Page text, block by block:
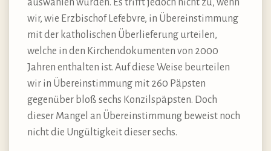
auswählen würden. Es trifft jedoch nicht zu, wenn
wir, wie Erzbischof Lefebvre, in Übereinstimmung
mit der katholischen Überlieferung urteilen,
welche in den Kirchendokumenten von 2000
Jahren enthalten ist. Auf diese Weise beurteilen
wir in Übereinstimmung mit 260 Päpsten
gegenüber bloß sechs Konzilspäpsten. Doch
dieser Mangel an Übereinstimmung beweist noch
nicht die Ungültigkeit dieser sechs.